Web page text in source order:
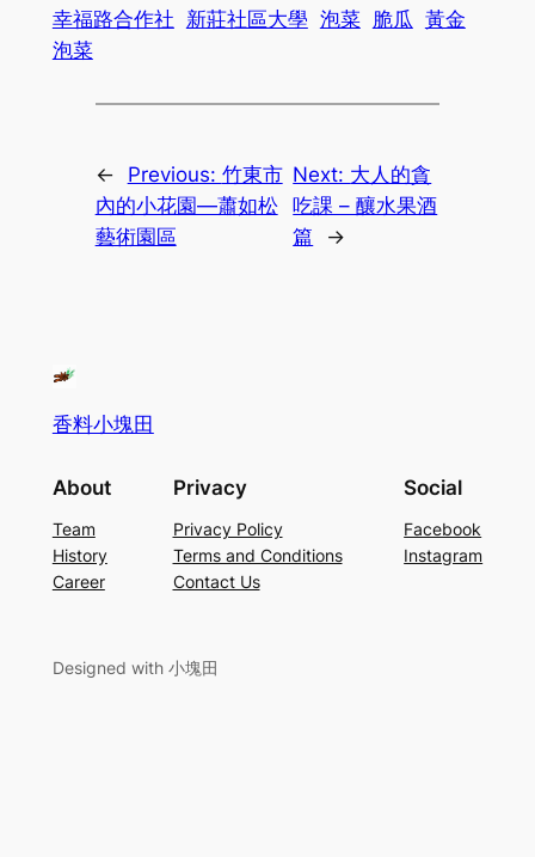
幸福路合作社 新莊社區大學 泡菜 脆瓜 黃金
泡菜
← Previous: 竹東市
內的小花園—蕭如松
藝術園區
Next: 大人的貪
吃課 – 釀水果酒
篇
→
香料小塊田
About
Team
History
Career
Privacy
Privacy Policy
Terms and Conditions
Contact Us
Social
Facebook
Instagram
Designed with 小塊田